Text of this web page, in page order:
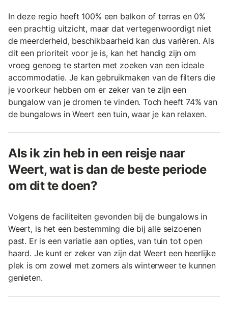
In deze regio heeft 100% een balkon of terras en 0%
een prachtig uitzicht, maar dat vertegenwoordigt niet
de meerderheid, beschikbaarheid kan dus variëren. Als
dit een prioriteit voor je is, kan het handig zijn om
vroeg genoeg te starten met zoeken van een ideale
accommodatie. Je kan gebruikmaken van de filters die
je voorkeur hebben om er zeker van te zijn een
bungalow van je dromen te vinden. Toch heeft 74% van
de bungalows in Weert een tuin, waar je kan relaxen.
Als ik zin heb in een reisje naar
Weert, wat is dan de beste periode
om dit te doen?
Volgens de faciliteiten gevonden bij de bungalows in
Weert, is het een bestemming die bij alle seizoenen
past. Er is een variatie aan opties, van tuin tot open
haard. Je kunt er zeker van zijn dat Weert een heerlijke
plek is om zowel met zomers als winterweer te kunnen
genieten.